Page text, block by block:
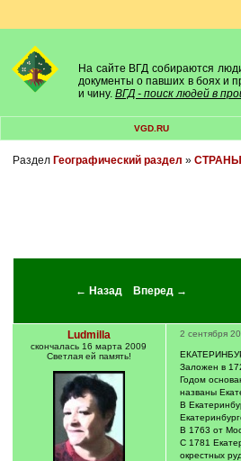
На сайте ВГД собираются
документы о павших в боях и
и чину. ВГД - поиск людей в
VGD.RU
Раздел Географический раздел »
← Назад Вперед →
Ludmilla
скончалась 16 марта 2009
Светлая ей память!
2 сентября
Заложен в
Годом
названы
В
В 1763 от
С 1781
окрестных